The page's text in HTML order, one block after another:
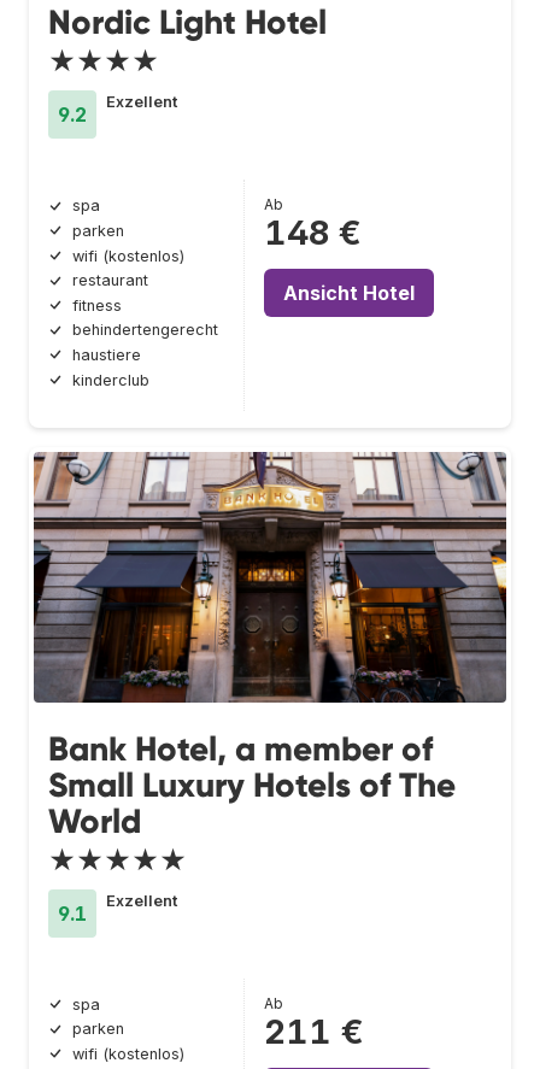
Nordic Light Hotel
★★★★
9.2
Exzellent
spa
parken
wifi (kostenlos)
restaurant
fitness
behindertengerecht
haustiere
kinderclub
Ab
148 €
Ansicht Hotel
Bank Hotel, a member of
Small Luxury Hotels of The
World
★★★★★
9.1
Exzellent
spa
parken
wifi (kostenlos)
Ab
211 €